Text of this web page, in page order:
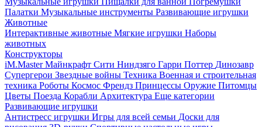
Палатки Музыкальные инструменты Развивающие игрушки
Животные
Интерактивные животные Мягкие игрушки Наборы
животных
Конструкторы
iM.Master Майнкрафт Сити Ниндзяго Гарри Поттер Динозавр
Супергерои Звездные войны Техника Военная и строительная
техника Роботы Космос Френдз Принцессы Оружие Питомцы
Цветы Поезда Корабли Архитектура Еще категории
Развивающие игрушки
Антистресс игрушки Игры для всей семьи Доски для